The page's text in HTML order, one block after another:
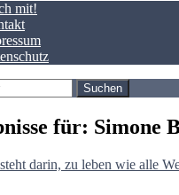
mit!
für: Simone